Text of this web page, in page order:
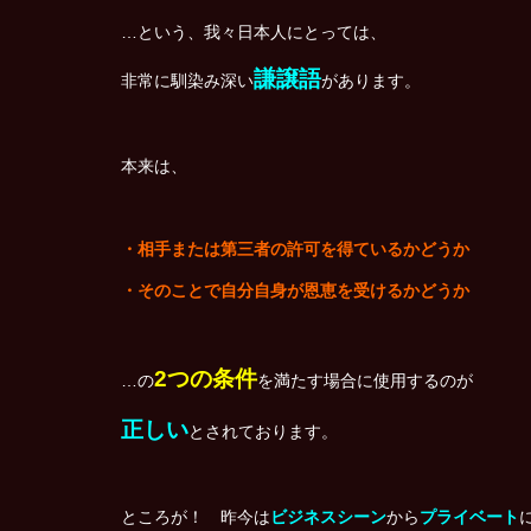
…という、我々日本人にとっては、
非常に馴染み深い謙譲語があります。
本来は、
・相手または第三者の許可を得ているかどうか
・そのことで自分自身が恩恵を受けるかどうか
…の2つの条件を満たす場合に使用するのが
正しいとされております。
ところが！ 昨今はビジネスシーンからプライベート